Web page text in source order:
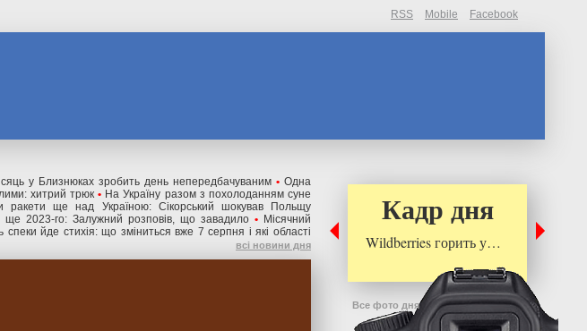
RSS Mobile Facebook
у Близнюках зробить день непередбачуваним • Одна
хитрий трюк • На Україну разом з похолоданням суне
ракети ще над Україною: Сікорський шокував Польщу
ще 2023-го: Залужний розповів, що завадило • Місячний
спеки йде стихія: що зміниться вже 7 серпня і які області
всі новини дня
Кадр дня
Wildberries горить у…
Все фото дня